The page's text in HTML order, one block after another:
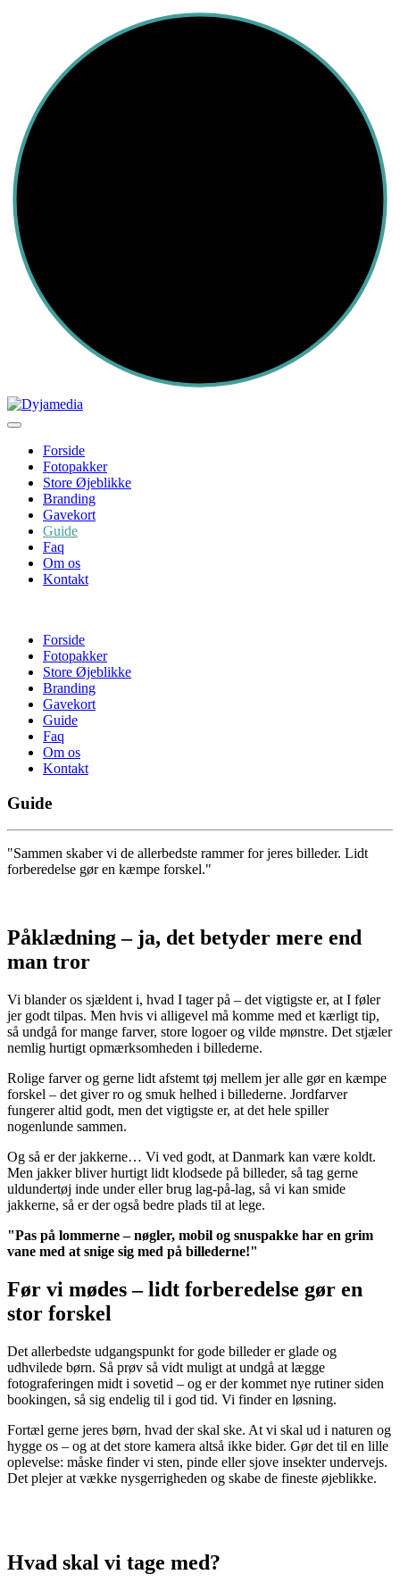
Forside
Fotopakker
Store Øjeblikke
Branding
Gavekort
Guide
Faq
Om os
Kontakt
Forside
Fotopakker
Store Øjeblikke
Branding
Gavekort
Guide
Faq
Om os
Kontakt
Guide
"Sammen skaber vi de allerbedste rammer for jeres billeder. Lidt
forberedelse gør en kæmpe forskel."
Påklædning – ja, det betyder mere end
man tror
Vi blander os sjældent i, hvad I tager på – det vigtigste er, at I føler
jer godt tilpas. Men hvis vi alligevel må komme med et kærligt tip,
så undgå for mange farver, store logoer og vilde mønstre. Det stjæler
nemlig hurtigt opmærksomheden i billederne.
Rolige farver og gerne lidt afstemt tøj mellem jer alle gør en kæmpe
forskel – det giver ro og smuk helhed i billederne. Jordfarver
fungerer altid godt, men det vigtigste er, at det hele spiller
nogenlunde sammen.
Og så er der jakkerne… Vi ved godt, at Danmark kan være koldt.
Men jakker bliver hurtigt lidt klodsede på billeder, så tag gerne
uldundertøj inde under eller brug lag-på-lag, så vi kan smide
jakkerne, så er der også bedre plads til at lege.
"Pas på lommerne – nøgler, mobil og snuspakke har en grim
vane med at snige sig med på billederne!"
Før vi mødes – lidt forberedelse gør en
stor forskel
Det allerbedste udgangspunkt for gode billeder er glade og
udhvilede børn. Så prøv så vidt muligt at undgå at lægge
fotograferingen midt i sovetid – og er der kommet nye rutiner siden
bookingen, så sig endelig til i god tid. Vi finder en løsning.
Fortæl gerne jeres børn, hvad der skal ske. At vi skal ud i naturen og
hygge os – og at det store kamera altså ikke bider. Gør det til en lille
oplevelse: måske finder vi sten, pinde eller sjove insekter undervejs.
Det plejer at vække nysgerrigheden og skabe de fineste øjeblikke.
Hvad skal vi tage med?